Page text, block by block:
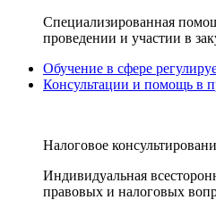
Специализированная
проведении и участии в
Обучение в сфере
Консультации и помощь в
Налоговое
Индивидуальная
правовых и налоговых